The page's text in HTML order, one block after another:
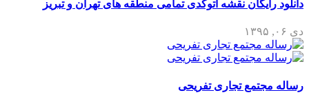
دانلود رایگان نقشه اتوکدی تمامی منطقه های تهران و تبریز
دی ۰۶, ۱۳۹۵
رساله مجتمع تجاری تفریحی